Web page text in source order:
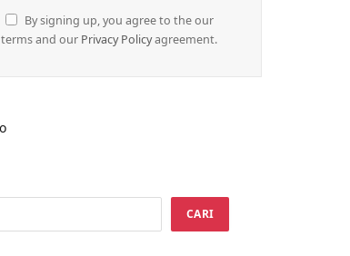
By signing up, you agree to the our
terms and our Privacy Policyagreement.
CARI